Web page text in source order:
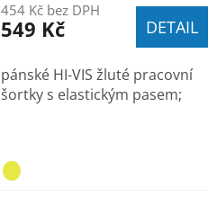
58
454 Kč bez DPH
549 Kč DETAIL
pánské HI-VIS žluté pracovní
šortky s elastickým pasem;